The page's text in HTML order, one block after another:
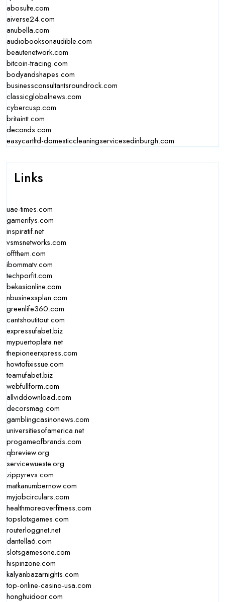
abosulte.com
aiverse24.com
anubella.com
audiobooksonaudible.com
beautenetwork.com
bitcoin-tracing.com
bodyandshapes.com
businessconsultantsroundrock.com
classicglobalnews.com
cybercusp.com
britaintt.com
deconds.com
easycartltd-domesticcleaningservicesedinburgh.com
Links
uae-times.com
gamerifys.com
inspiratif.net
vsmsnetworks.com
offthem.com
ibommatv.com
techporfit.com
bekasionline.com
nbusinessplan.com
greenlife360.com
cantshoutitout.com
expressufabet.biz
mypuertoplata.net
thepioneerxpress.com
howtofixissue.com
teamufabet.biz
webfullform.com
allviddownload.com
decorsmag.com
gamblingcasinonews.com
universitiesofamerica.net
progameofbrands.com
qbreview.org
servicewueste.org
zippyrevs.com
matkanumbernow.com
myjobcirculars.com
healthmoreoverfitness.com
topslotxgames.com
routerloggnet.net
dantella6.com
slotsgamesone.com
hispinzone.com
kalyanbazarnights.com
top-online-casino-usa.com
honghuidoor.com